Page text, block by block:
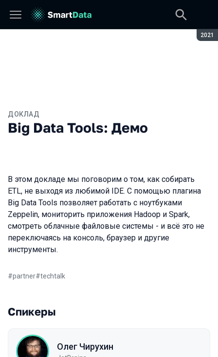
2021
ДОКЛАД
Big Data Tools: Демо
В этом докладе мы поговорим о том, как собирать
ETL, не выходя из любимой IDE. С помощью плагина
Big Data Tools позволяет работать с ноутбуками
Zeppelin, мониторить приложения Hadoop и Spark,
смотреть облачные файловые системы - и всё это не
переключаясь на консоль, браузер и другие
инструменты.
#partner#techtalk
Спикеры
Олег Чирухин